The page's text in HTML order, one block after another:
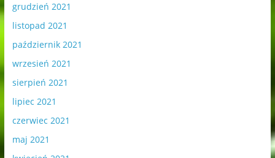
grudzień 2021
listopad 2021
październik 2021
wrzesień 2021
sierpień 2021
lipiec 2021
czerwiec 2021
maj 2021